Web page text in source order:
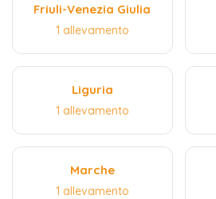
Friuli-Venezia Giulia
1 allevamento
Liguria
1 allevamento
Marche
1 allevamento